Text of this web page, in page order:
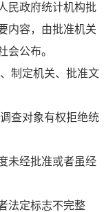
民政府统计机构批
内容，由批准机关
会公布。
制定机关、批准文
查对象有权拒绝统
未经批准或者虽经
法定标志不完整